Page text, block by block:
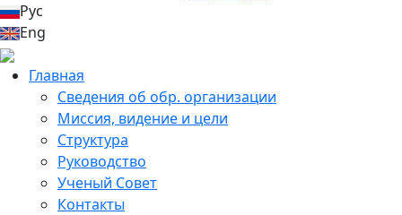
Рус
Eng
Главная
Сведения об обр. организации
Миссия, видение и цели
Структура
Руководство
Ученый Совет
Контакты